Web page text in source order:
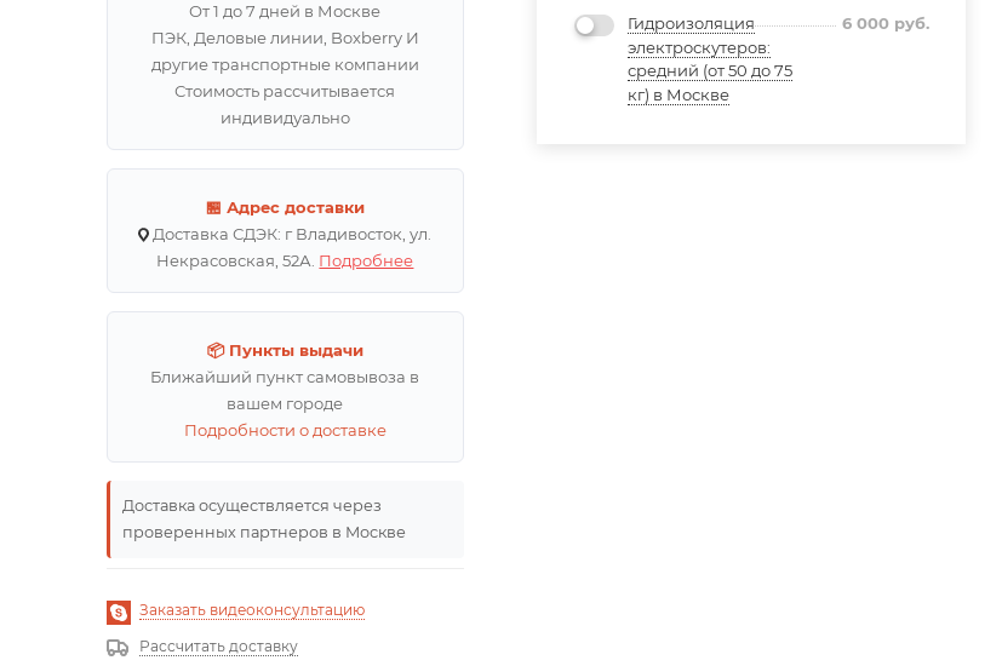
От 1 до 7 дней в Москве
ПЭК, Деловые линии, Boxberry И
другие транспортные компании
Стоимость рассчитывается
индивидуально
🏪 Адрес доставки
Доставка СДЭК: г Владивосток, ул.
Некрасовская, 52А. Подробнее
📦 Пункты выдачи
Ближайший пункт самовывоза в
вашем городе
Подробности о доставке
Доставка осуществляется через
проверенных партнеров в Москве
Заказать видеоконсультацию
Рассчитать доставку
Гидроизоляция
электроскутеров:
средний (от 50 до 75
кг) в Москве
6 000руб.